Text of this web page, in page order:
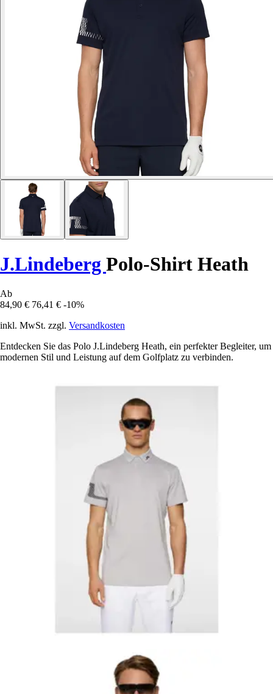
J.Lindeberg Polo-Shirt Heath
Ab
84,90 € 76,41 € -10%
inkl. MwSt. zzgl. Versandkosten
Entdecken Sie das Polo J.Lindeberg Heath, ein perfekter Begleiter, um
modernen Stil und Leistung auf dem Golfplatz zu verbinden.